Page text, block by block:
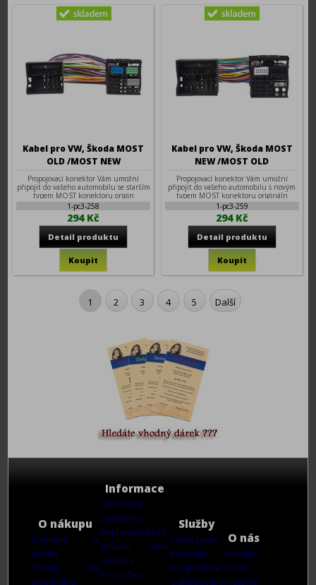
Kabel pro VW, Škoda MOST
OLD /MOST NEW
Propojovací konektor Vám umožní
připojit do vašeho automobilu se starším
typem MOST konektoru origin
1-pc3-258
294 Kč
Kabel pro VW, Škoda MOST
NEW /MOST OLD
Propojovací konektor Vám umožní
připojit do vašeho automobilu s novým
typem MOST konektoru origináln
1-pc3-259
294 Kč
1 2 3 4 5 Další
O nákupu
Doprava a
platba
Prodej na
Slovensko
Informace
Obchodní
podmínky
Reklamační řád
Vrácení nebo
výměna
Ke stažení
Služby
Ceník prací
Montáže
Diagnostika
Odkódování
O nás
Kontakt
Firma
Historie